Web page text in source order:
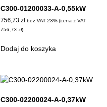
C300-01200033-A-0,55kW
756,73 zł bez VAT 23% (cena z VAT
756,73 zł)
Dodaj do koszyka
C300-02200024-A-0,37kW